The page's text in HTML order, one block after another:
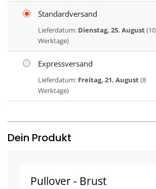
Standardversand
Lieferdatum: Dienstag, 25. August(10
Werktage)
Expressversand
Lieferdatum: Freitag, 21. August(8
Werktage)
Dein Produkt
Pullover - Brust